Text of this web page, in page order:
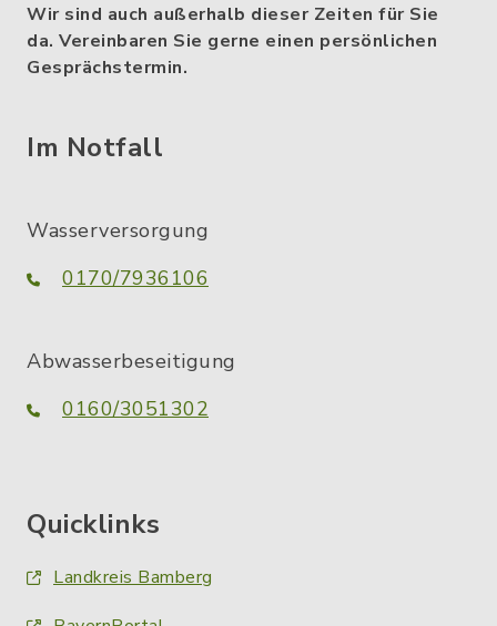
Wir sind auch außerhalb dieser Zeiten für Sie
da. Vereinbaren Sie gerne einen persönlichen
Gesprächstermin.
Im Notfall
Wasserversorgung
0170/7936106
Abwasserbeseitigung
0160/3051302
Quicklinks
Landkreis Bamberg